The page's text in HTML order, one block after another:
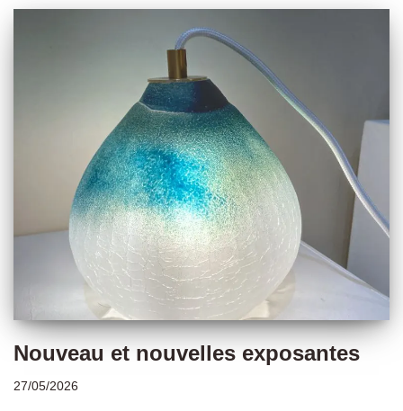
Nouveau et nouvelles exposantes
27/05/2026